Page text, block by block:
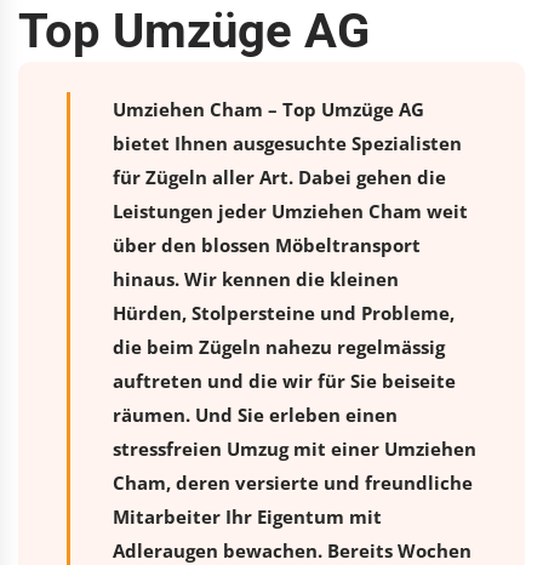
Top Umzüge AG
Umziehen Cham – Top Umzüge AG
bietet Ihnen ausgesuchte Spezialisten
für Zügeln aller Art. Dabei gehen die
Leistungen jeder Umziehen Cham weit
über den blossen Möbeltransport
hinaus. Wir kennen die kleinen
Hürden, Stolpersteine und Probleme,
die beim Zügeln nahezu regelmässig
auftreten und die wir für Sie beiseite
räumen. Und Sie erleben einen
stressfreien Umzugmit einer Umziehen
Cham, deren versierte und freundliche
Mitarbeiter Ihr Eigentum mit
Adleraugen bewachen. Bereits Wochen